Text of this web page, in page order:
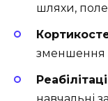
шляхи,
зменшення